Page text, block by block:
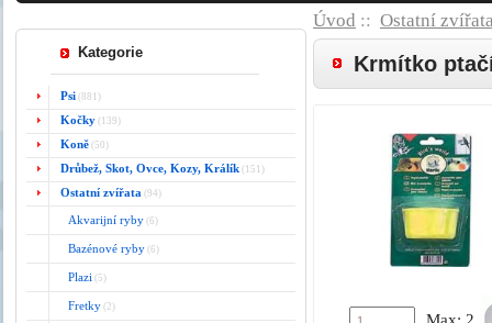
Kategorie
Psi (881)
Kočky (139)
Koně (50)
Drůbež, Skot, Ovce, Kozy, Králík (151)
Ostatní zvířata (94)
Akvarijní ryby (6)
Bazénové ryby (6)
Plazi (5)
Fretky (2)
Úvod :: Ostatní
Krmítko